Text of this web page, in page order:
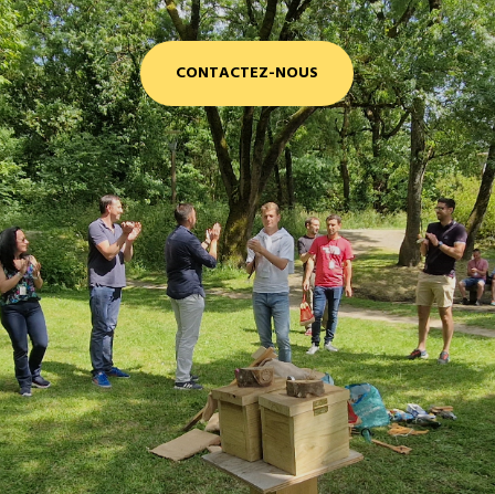
CONTACTEZ-NOUS